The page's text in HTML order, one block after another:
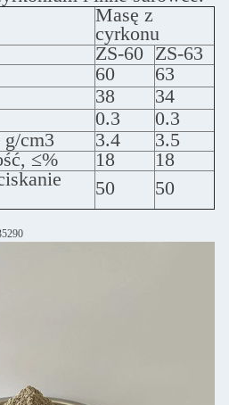
Masę z
cyrkonu
ZS-60 ZS-63
60
63
38
34
0.3
0.3
g/cm3
3.4
3.5
≤%
18
18
50 50